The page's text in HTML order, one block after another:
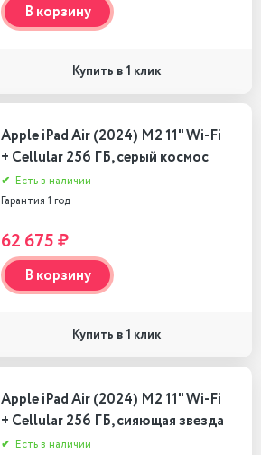
В корзину
Купить в 1 клик
Apple iPad Air (2024) M2 11" Wi-Fi
+ Cellular 256 ГБ, серый космос
✔ Есть в наличии
Гарантия 1 год
62 675 ₽
В корзину
Купить в 1 клик
Apple iPad Air (2024) M2 11" Wi-Fi
+ Cellular 256 ГБ, сияющая звезда
✔ Есть в наличии